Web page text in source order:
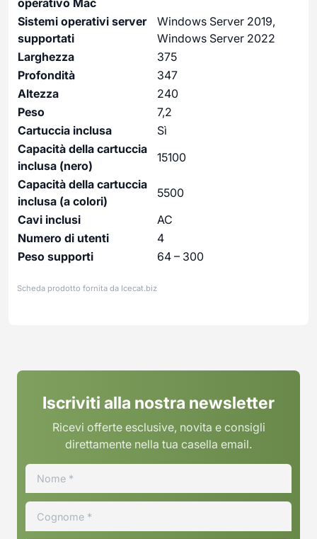
Sistemi operativi server
supportati
Windows Server 2019,
Windows Server 2022
Larghezza
375
Profondità
347
Altezza
240
Peso
7,2
Cartuccia inclusa
Sì
Capacità della cartuccia
inclusa (nero)
15100
Capacità della cartuccia
inclusa (a colori)
5500
Cavi inclusi
AC
Numero di utenti
4
Peso supporti
64 – 300
Scheda prodotto fornita da Icecat.biz
Iscriviti alla nostra newsletter
Ricevi offerte esclusive, novita e consigli
direttamente nella tua casella email.